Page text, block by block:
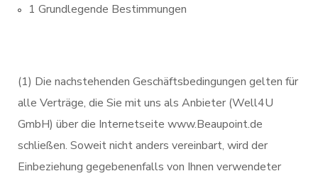
1 Grundlegende Bestimmungen
(1) Die nachstehenden Geschäftsbedingungen gelten für
alle Verträge, die Sie mit uns als Anbieter (Well4U
GmbH) über die Internetseite www.Beaupoint.de
schließen. Soweit nicht anders vereinbart, wird der
Einbeziehung gegebenenfalls von Ihnen verwendeter